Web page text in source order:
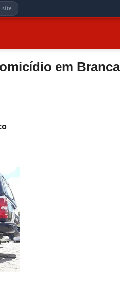
site
em Branca